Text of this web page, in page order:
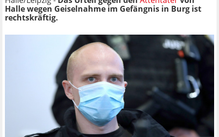
Halle wegen Geiselnahme im Gefängnis in Burg ist
rechtskräftig.